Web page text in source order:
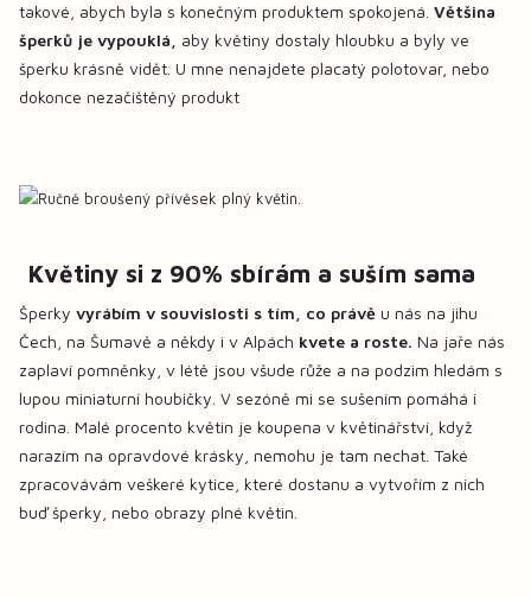
takové, abych byla s konečným produktem spokojená. Většina
šperků je vypouklá,
aby květiny dostaly hloubku a byly ve
šperku krásně vidět. U mne nenajdete placatý polotovar, nebo
dokonce nezačištěný produkt
Květiny si z 90% sbírám a suším sama
Šperky vyrábím v souvislosti s tím, co právě u nás na jihu
Čech, na Šumavě a někdy i v Alpách kvete a roste. Na jaře nás
zaplaví pomněnky, v létě jsou všude růže a na podzim hledám s
lupou miniaturní houbičky. V sezóně mi se sušením pomáhá i
rodina. Malé procento květin je koupena v květinářství, když
narazím na opravdové krásky, nemohu je tam nechat. Také
zpracovávám veškeré kytice, které dostanu a vytvořím z nich
buď šperky, nebo obrazy plné květin.